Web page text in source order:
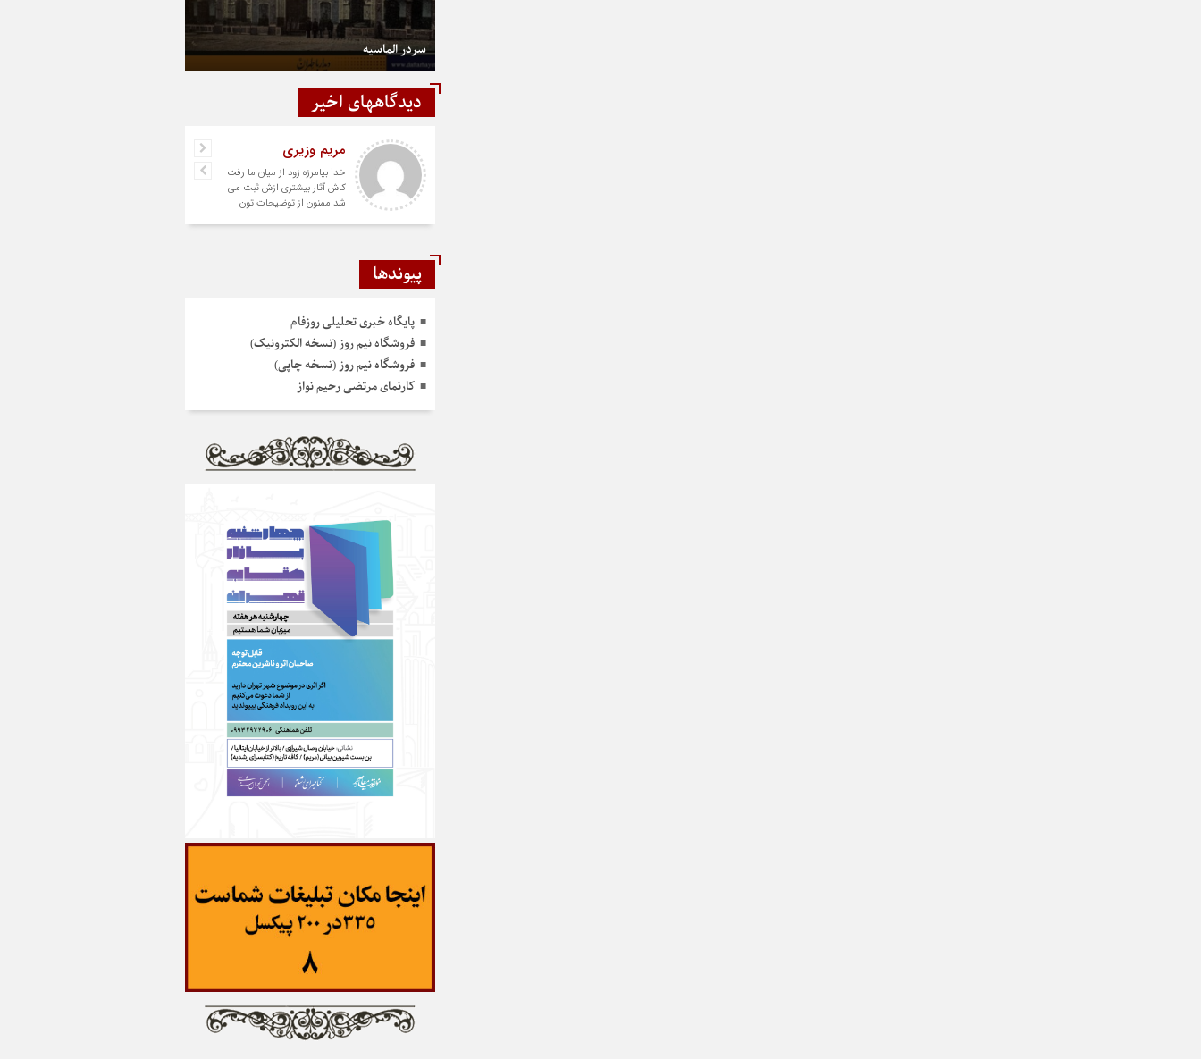
سردر الماسیه
دیدگاههای اخیر
مریم وزیری
خدا بیامرزه زود از میان ما رفت
کاش آثار بیشتری ازش ثبت می
شد ممنون از توضیحات تون
پیوندها
پایگاه خبری تحلیلی روزفام
فروشگاه نیم روز (نسخه الکترونیک)
فروشگاه نیم روز (نسخه چاپی)
کارنمای مرتضی رحیم نواز